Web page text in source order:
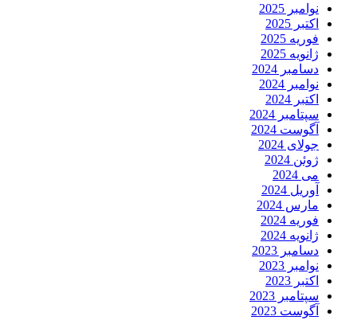
نوامبر 2025
اکتبر 2025
فوریه 2025
ژانویه 2025
دسامبر 2024
نوامبر 2024
اکتبر 2024
سپتامبر 2024
آگوست 2024
جولای 2024
ژوئن 2024
می 2024
آوریل 2024
مارس 2024
فوریه 2024
ژانویه 2024
دسامبر 2023
نوامبر 2023
اکتبر 2023
سپتامبر 2023
آگوست 2023